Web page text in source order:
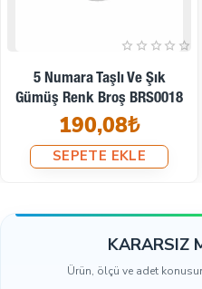
Askeri Armalı Madalya Tipi
Antik Sarı Broş BRS0025
144,00₺
SEPETE EKLE
KARARSIZ
Ürün, ölçü ve adet